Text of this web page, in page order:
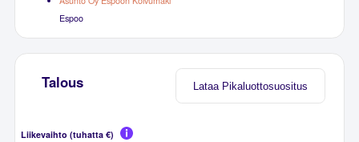
Espoo
Lataa Pikaluottosuositus
Talous
Liikevaihto (tuhatta €)